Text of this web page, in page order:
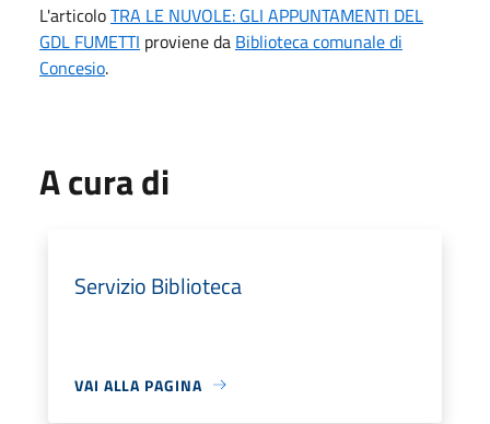
L'articoloTRA LE NUVOLE: GLI APPUNTAMENTI DEL
GDL FUMETTI proviene da Biblioteca comunale di
Concesio.
A cura di
Servizio Biblioteca
VAI ALLA PAGINA